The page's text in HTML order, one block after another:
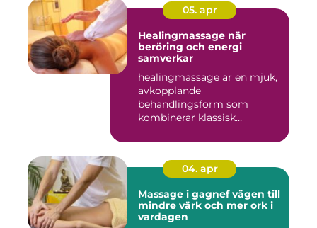
05. apr
Healingmassage när
beröring och energi
samverkar
healingmassage är en mjuk,
avkopplande
behandlingsform som
kombinerar klassisk
04. apr
Massage i gagnef vägen till
mindre värk och mer ork i
vardagen